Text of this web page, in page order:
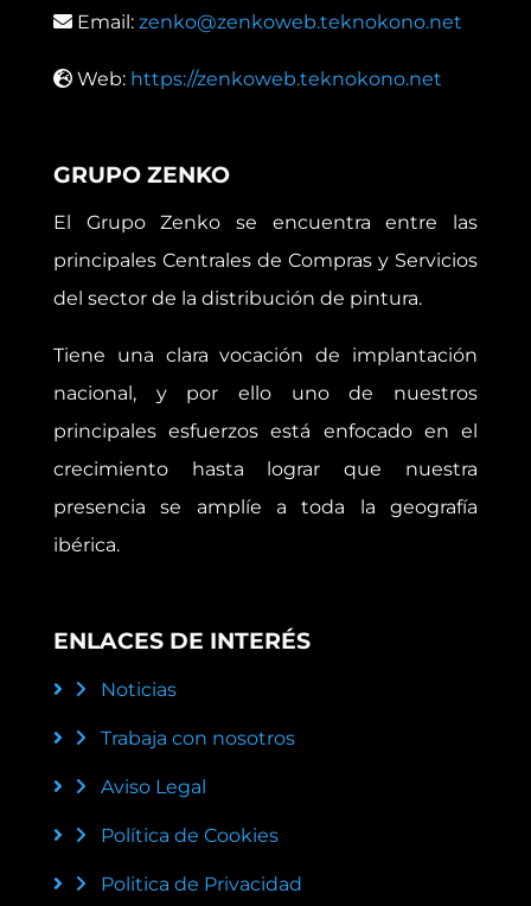
Email: zenko@zenkoweb.teknokono.net
Web: https://zenkoweb.teknokono.net
GRUPO ZENKO
El Grupo Zenko se encuentra entre las
principales Centrales de Compras y Servicios
del sector de la distribución de pintura.
Tiene una clara vocación de implantación
nacional, y por ello uno de nuestros
principales esfuerzos está enfocado en el
crecimiento hasta lograr que nuestra
presencia se amplíe a toda la geografía
ibérica.
ENLACES DE INTERÉS
Noticias
Trabaja con nosotros
Aviso Legal
Política de Cookies
Politica de Privacidad